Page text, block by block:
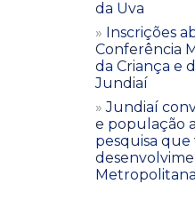
da Uva
Inscrições
Conferência
da Criança e
Jundiaí
Jundiaí
e população
pesquisa que
Metropolitana